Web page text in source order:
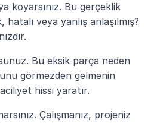
koyarsınız. Bu gerçeklik
veya yanlış anlaşılmış?
Bu eksik parça neden
görmezden gelmenin
hissi yaratır.
Çalışmanız, projeniz